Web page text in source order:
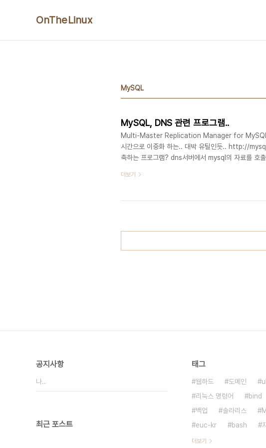
OnTheLinux
MySQL
MySQL, DNS 관련 프로그램..
Multi-Master Replication Manager for MySQL
시간으로 이중화 하는.. 대박 유틸인듯.. http://
축하는 프로그램? dns서버에서 mysql의 자료를
더보기
공지사항
나..
최근 포스트
태그
웹하드 도메인
리눅스 명령어
bind
백업
솔라리스
euc-kr
bash
더보기